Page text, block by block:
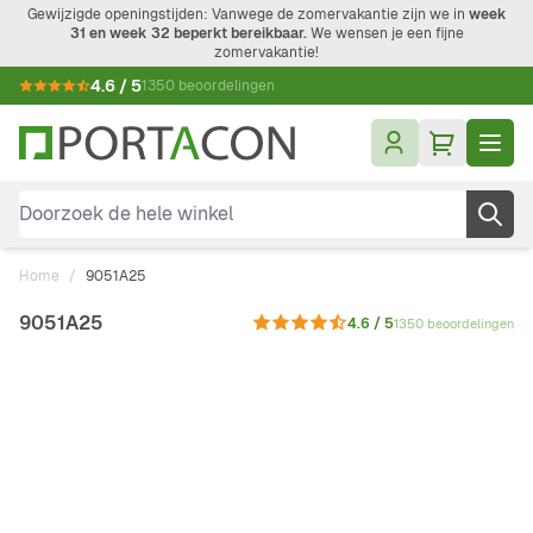
Ga naar de inhoud
Gewijzigde openingstijden: Vanwege de zomervakantie zijn we in week
31 en week 32 beperkt bereikbaar.We wensen je een fijne
zomervakantie!
4.6 / 51350 beoordelingen
Doorzoek de hele winkel
Home / 9051A25
9051A25 4.6 / 51350 beoordelingen